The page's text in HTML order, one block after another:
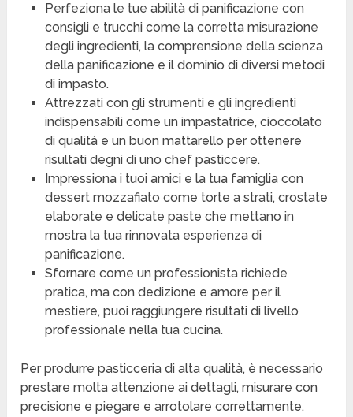
Perfeziona le tue abilità di panificazione con
consigli e trucchi come la corretta misurazione
degli ingredienti, la comprensione della scienza
della panificazione e il dominio di diversi metodi
di impasto.
Attrezzati con gli strumenti e gli ingredienti
indispensabili come un impastatrice, cioccolato
di qualità e un buon mattarello per ottenere
risultati degni di uno chef pasticcere.
Impressiona i tuoi amici e la tua famiglia con
dessert mozzafiato come torte a strati, crostate
elaborate e delicate paste che mettano in
mostra la tua rinnovata esperienza di
panificazione.
Sfornare come un professionista richiede
pratica, ma con dedizione e amore per il
mestiere, puoi raggiungere risultati di livello
professionale nella tua cucina.
Per produrre pasticceria di alta qualità, è necessario
prestare molta attenzione ai dettagli, misurare con
precisione e piegare e arrotolare correttamente.